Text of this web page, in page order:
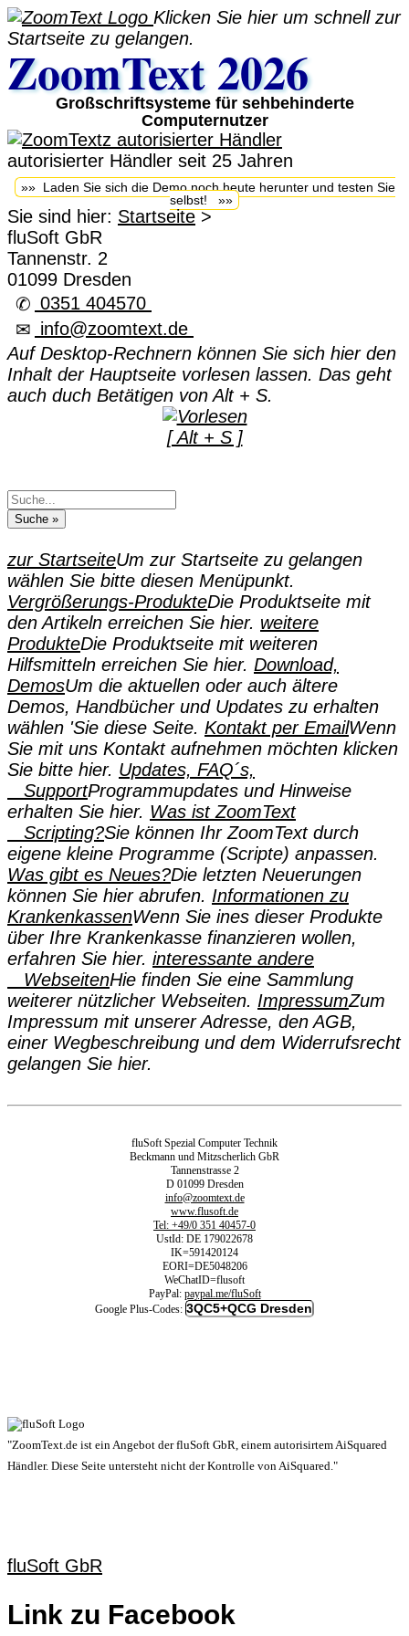
Klicken Sie hier um schnell zur
Startseite zu gelangen.
ZoomText 2026
Großschriftsysteme für sehbehinderte
Computernutzer
autorisierter Händler seit 25 Jahren
»» Laden Sie sich die Demo noch heute herunter und testen Sie
selbst! »»
Sie sind hier: Startseite>
fluSoft GbR
Tannenstr. 2
01099 Dresden
✆ 0351 404570
✉ info@zoomtext.de
Auf Desktop-Rechnern können Sie sich hier den
Inhalt der Hauptseite vorlesen lassen. Das geht
auch duch Betätigen von Alt + S.
[ Alt + S ]
zur StartseiteUm zur Startseite zu gelangen
wählen Sie bitte diesen Menüpunkt.
Vergrößerungs-ProdukteDie Produktseite mit
den Artikeln erreichen Sie hier. weitere
ProdukteDie Produktseite mit weiteren
Hilfsmitteln erreichen Sie hier. Download,
DemosUm die aktuellen oder auch ältere
Demos, Handbücher und Updates zu erhalten
wählen 'Sie diese Seite. Kontakt per EmailWenn
Sie mit uns Kontakt aufnehmen möchten klicken
Sie bitte hier. Updates, FAQ´s,
SupportProgrammupdates und Hinweise
erhalten Sie hier. Was ist ZoomText
Scripting?Sie können Ihr ZoomText durch
eigene kleine Programme (Scripte) anpassen.
Was gibt es Neues?Die letzten Neuerungen
können Sie hier abrufen. Informationen zu
KrankenkassenWenn Sie ines dieser Produkte
über Ihre Krankenkasse finanzieren wollen,
erfahren Sie hier. interessante andere
WebseitenHie finden Sie eine Sammlung
weiterer nützlicher Webseiten. ImpressumZum
Impressum mit unserer Adresse, den AGB,
einer Wegbeschreibung und dem Widerrufsrecht
gelangen Sie hier.
fluSoft Spezial Computer Technik
Beckmann und Mitzscherlich GbR
Tannenstrasse 2
D 01099 Dresden
info@zoomtext.de
www.flusoft.de
Tel: +49/0 351 40457-0
UstId: DE 179022678
IK=591420124
EORI=DE5048206
WeChatID=flusoft
PayPal: paypal.me/fluSoft
Google Plus-Codes: 3QC5+QCG Dresden
"ZoomText.de ist ein Angebot der fluSoft GbR, einem autorisirtem AiSquared
Händler. Diese Seite untersteht nicht der Kontrolle von AiSquared."
fluSoft GbR
Link zu Facebook